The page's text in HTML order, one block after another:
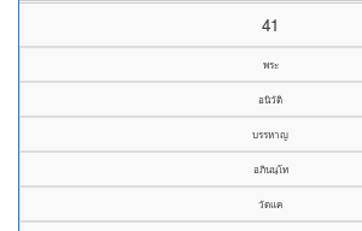
41
พระ
อนิวัติ
บรรหาญ
อภินนฺโท
วัดแค